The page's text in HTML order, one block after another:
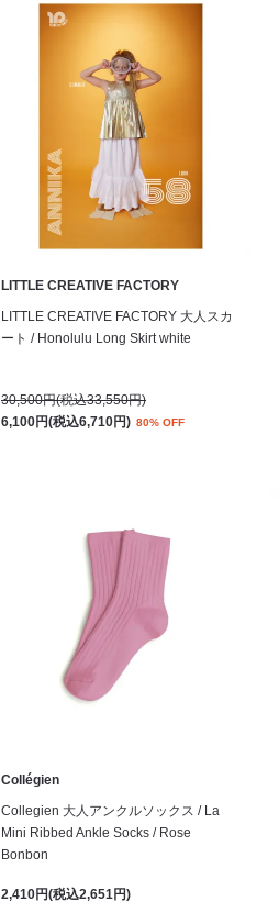
LITTLE CREATIVE FACTORY
LITTLE CREATIVE FACTORY 大人スカ
ート / Honolulu Long Skirt white
30,500円(税込33,550円)
6,100円(税込6,710円) 80% OFF
Collégien
Collegien 大人アンクルソックス / La
Mini Ribbed Ankle Socks / Rose
Bonbon
2,410円(税込2,651円)